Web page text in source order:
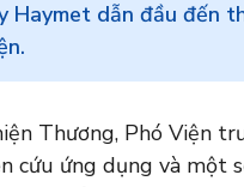
dẫn đầu đến
Thương, Phó Viện
cứu ứng dụng và